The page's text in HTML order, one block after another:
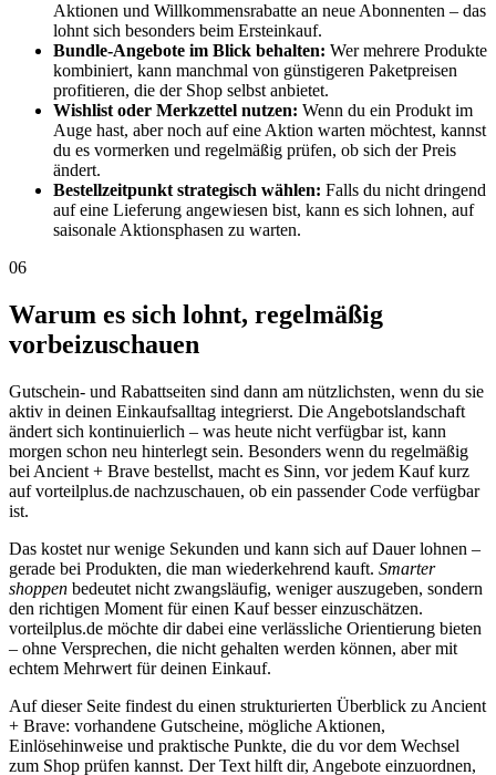
Aktionen und Willkommensrabatte an neue Abonnenten – das
lohnt sich besonders beim Ersteinkauf.
Bundle-Angebote im Blick behalten: Wer mehrere Produkte
kombiniert, kann manchmal von günstigeren Paketpreisen
profitieren, die der Shop selbst anbietet.
Wishlist oder Merkzettel nutzen: Wenn du ein Produkt im
Auge hast, aber noch auf eine Aktion warten möchtest, kannst
du es vormerken und regelmäßig prüfen, ob sich der Preis
ändert.
Bestellzeitpunkt strategisch wählen: Falls du nicht dringend
auf eine Lieferung angewiesen bist, kann es sich lohnen, auf
saisonale Aktionsphasen zu warten.
06
Warum es sich lohnt, regelmäßig
vorbeizuschauen
Gutschein- und Rabattseiten sind dann am nützlichsten, wenn du sie
aktiv in deinen Einkaufsalltag integrierst. Die Angebotslandschaft
ändert sich kontinuierlich – was heute nicht verfügbar ist, kann
morgen schon neu hinterlegt sein. Besonders wenn du regelmäßig
bei Ancient + Brave bestellst, macht es Sinn, vor jedem Kauf kurz
auf vorteilplus.de nachzuschauen, ob ein passender Code verfügbar
ist.
Das kostet nur wenige Sekunden und kann sich auf Dauer lohnen –
gerade bei Produkten, die man wiederkehrend kauft. Smarter
shoppen bedeutet nicht zwangsläufig, weniger auszugeben, sondern
den richtigen Moment für einen Kauf besser einzuschätzen.
vorteilplus.de möchte dir dabei eine verlässliche Orientierung bieten
– ohne Versprechen, die nicht gehalten werden können, aber mit
echtem Mehrwert für deinen Einkauf.
Auf dieser Seite findest du einen strukturierten Überblick zu Ancient
+ Brave: vorhandene Gutscheine, mögliche Aktionen,
Einlösehinweise und praktische Punkte, die du vor dem Wechsel
zum Shop prüfen kannst. Der Text hilft dir, Angebote einzuordnen,